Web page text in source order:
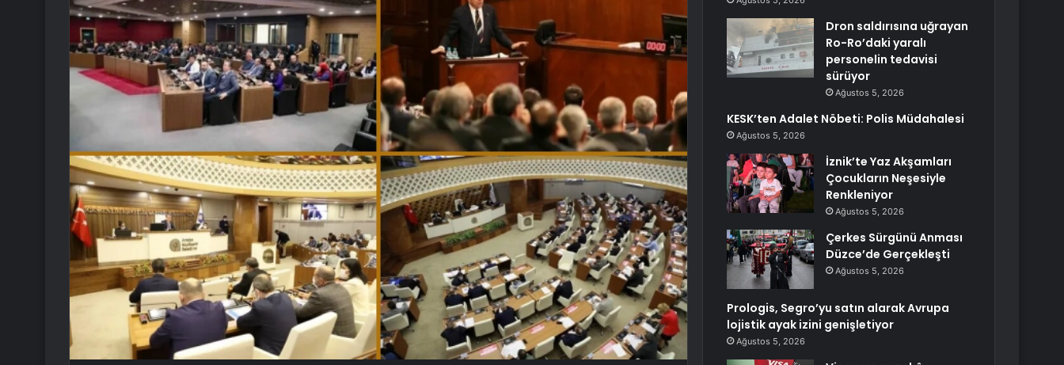
Dron saldırısına uğrayan
Ro-Ro’daki yaralı
personelin tedavisi
sürüyor
Ağustos 5, 2026
KESK’ten Adalet Nöbeti: Polis Müdahalesi
Ağustos 5, 2026
İznik’te Yaz Akşamları
Çocukların Neşesiyle
Renkleniyor
Ağustos 5, 2026
Çerkes Sürgünü Anması
Düzce’de Gerçekleşti
Ağustos 5, 2026
Prologis, Segro’yu satın alarak Avrupa
lojistik ayak izini genişletiyor
Ağustos 5, 2026